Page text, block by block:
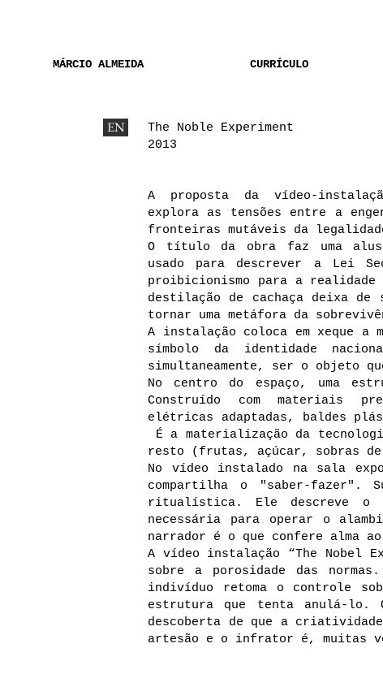
EN
The Noble Experiment
2013
A proposta da vídeo-
explora as tensões entre a
fronteiras mutáveis da
O título da obra faz uma
usado para descrever a Lei
proibicionismo para a
destilação de cachaça deixa
tornar uma metáfora da
A instalação coloca em xeque a
símbolo da identidade
simultaneamente, ser o objeto
No centro do espaço, uma
Construído com materiais
elétricas adaptadas, baldes
É a materialização da
resto (frutas, açúcar, sobras
No vídeo instalado na sala
compartilha o "saber-fazer".
ritualística. Ele descreve o
necessária para operar o
narrador é o que confere alma
A vídeo instalação “The Nobel
sobre a porosidade das
indivíduo retoma o controle
estrutura que tenta anulá-lo.
descoberta de que a
artesão e o infrator é, muitas
MÁRCIO ALMEIDA CURRÍCULO